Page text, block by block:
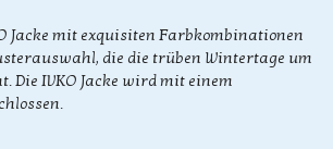
Jacke mit exquisiten Farbkombinationen
die die trüben Wintertage um
Die IVKO Jacke wird mit einem